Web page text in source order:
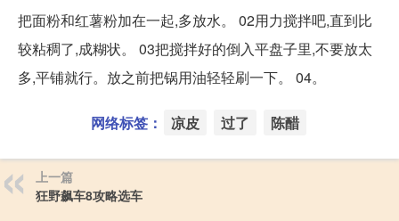
把面粉和红薯粉加在一起,多放水。 02用力搅拌吧,直到比
较粘稠了,成糊状。 03把搅拌好的倒入平盘子里,不要放太
多,平铺就行。放之前把锅用油轻轻刷一下。 04。
网络标签： 凉皮 过了 陈醋
上一篇
狂野飙车8攻略选车